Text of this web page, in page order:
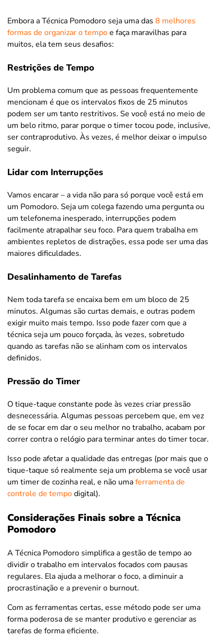
Embora a Técnica Pomodoro seja uma das 8 melhores
formas de organizar o tempoe faça maravilhas para
muitos, ela tem seus desafios:
Restrições de Tempo
Um problema comum que as pessoas frequentemente
mencionam é que os intervalos fixos de 25 minutos
podem ser um tanto restritivos. Se você está no meio de
um belo ritmo, parar porque o timer tocou pode, inclusive,
ser contraprodutivo. Às vezes, é melhor deixar o impulso
seguir.
Lidar com Interrupções
Vamos encarar – a vida não para só porque você está em
um Pomodoro. Seja um colega fazendo uma pergunta ou
um telefonema inesperado, interrupções podem
facilmente atrapalhar seu foco. Para quem trabalha em
ambientes repletos de distrações, essa pode ser uma das
maiores dificuldades.
Desalinhamento de Tarefas
Nem toda tarefa se encaixa bem em um bloco de 25
minutos. Algumas são curtas demais, e outras podem
exigir muito mais tempo. Isso pode fazer com que a
técnica seja um pouco forçada, às vezes, sobretudo
quando as tarefas não se alinham com os intervalos
definidos.
Pressão do Timer
O tique-taque constante pode às vezes criar pressão
desnecessária. Algumas pessoas percebem que, em vez
de se focar em dar o seu melhor no trabalho, acabam por
correr contra o relógio para terminar antes do timer tocar.
Isso pode afetar a qualidade das entregas (por mais que o
tique-taque só realmente seja um problema se você usar
um timer de cozinha real, e não umaferramenta de
controle de tempodigital).
Considerações Finais sobre a Técnica
Pomodoro
A Técnica Pomodoro simplifica a gestão de tempo ao
dividir o trabalho em intervalos focados com pausas
regulares. Ela ajuda a melhorar o foco, a diminuir a
procrastinação e a prevenir o burnout.
Com as ferramentas certas, esse método pode ser uma
forma poderosa de se manter produtivo e gerenciar as
tarefas de forma eficiente.